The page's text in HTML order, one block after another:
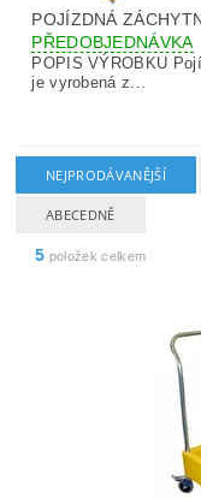
POJÍZDNÁ
PŘEDOBJEDNÁVKA
POPIS VÝROBKU
je vyrobená z...
NEJPRODÁVANĚJŠÍ
ABECEDNĚ
5 položek celkem